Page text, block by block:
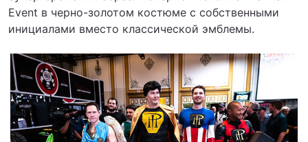
Event в черно-золотом костюме с собственными
инициалами вместо классической эмблемы.